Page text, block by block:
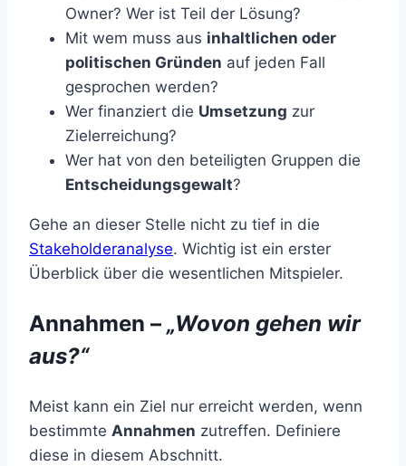
Owner? Wer ist Teil der Lösung?
Mit wem muss aus inhaltlichen oder
politischen Gründen auf jeden Fall
gesprochen werden?
Wer finanziert die Umsetzung zur
Zielerreichung?
Wer hat von den beteiligten Gruppen die
Entscheidungsgewalt?
Gehe an dieser Stelle nicht zu tief in die
Stakeholderanalyse. Wichtig ist ein erster
Überblick über die wesentlichen Mitspieler.
Annahmen – „Wovon gehen wir
aus?“
Meist kann ein Ziel nur erreicht werden, wenn
bestimmte Annahmen zutreffen. Definiere
diese in diesem Abschnitt.